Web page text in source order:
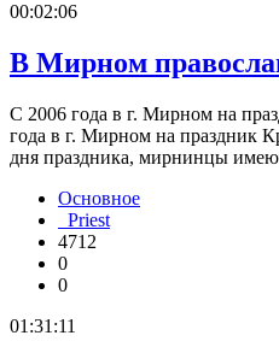
00:02:06
В Мирном
С 2006 года в г. Мирном на
года в г. Мирном на праздник
дня праздника, мирнинцы
Основное
Priest
4712
0
0
01:31:11